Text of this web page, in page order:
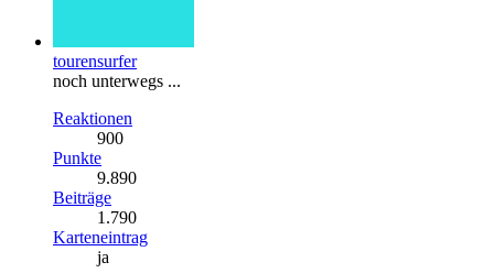
tourensurfer
noch unterwegs ...
Reaktionen
900
Punkte
9.890
Beiträge
1.790
Karteneintrag
ja